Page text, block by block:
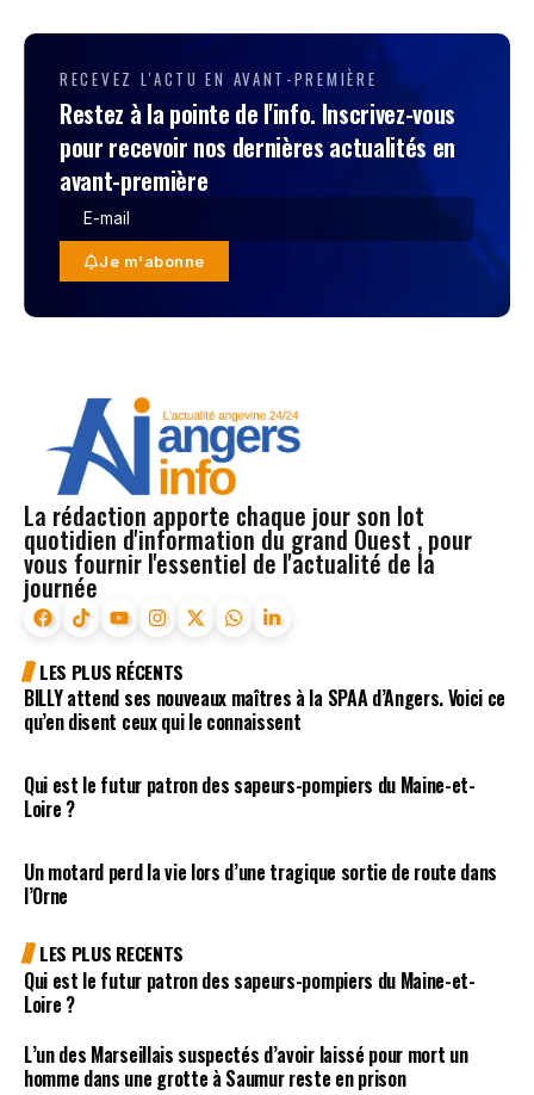
RECEVEZ L'ACTU EN AVANT-PREMIÈRE
Restez à la pointe de l'info. Inscrivez-vous
pour recevoir nos dernières actualités en
avant-première
Je m'abonne
La rédaction apporte chaque jour son lot
quotidien d'information du grand Ouest , pour
vous fournir l'essentiel de l'actualité de la
journée
LES PLUS RÉCENTS
BILLY attend ses nouveaux maîtres à la SPAA d’Angers. Voici ce
qu’en disent ceux qui le connaissent
Qui est le futur patron des sapeurs-pompiers du Maine-et-
Loire ?
Un motard perd la vie lors d’une tragique sortie de route dans
l’Orne
LES PLUS RECENTS
Qui est le futur patron des sapeurs-pompiers du Maine-et-
Loire ?
L’un des Marseillais suspectés d’avoir laissé pour mort un
homme dans une grotte à Saumur reste en prison